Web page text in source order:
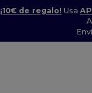
¡10€ de regalo! Usa